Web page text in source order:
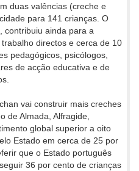
duas valências (creche e
para 141 crianças. O
contribuiu ainda para a
directos e cerca de 10
pedagógicos, psicólogos,
de acção educativa e de
vai construir mais creches
de Almada, Alfragide,
global superior a oito
Estado em cerca de 25 por
que o Estado português
36 por cento de crianças